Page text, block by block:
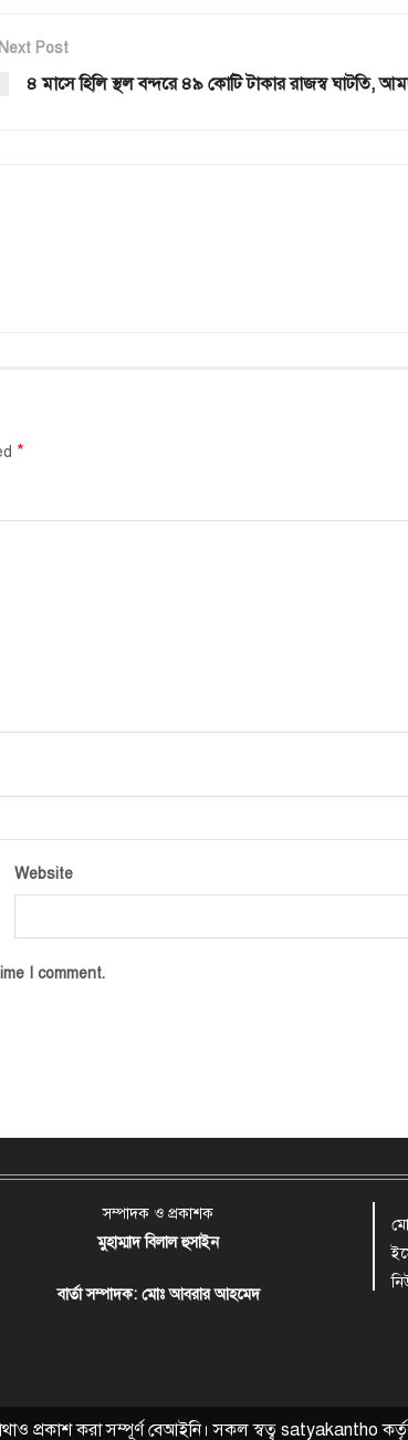
Next Post
৪ মাসে হিলি স্থল বন্দরে ৪৯ কোটি টাকার রাজস্ব ঘাটতি,
*
Website
I comment.
সম্পাদক ও প্রকাশক
মুহাম্মাদ বিলাল হুসাইন
বার্তা সম্পাদক: মোঃ আবরার আহমেদ
প্রকাশ করা সম্পূর্ণ বেআইনি। সকল স্বত্ব satyakantho